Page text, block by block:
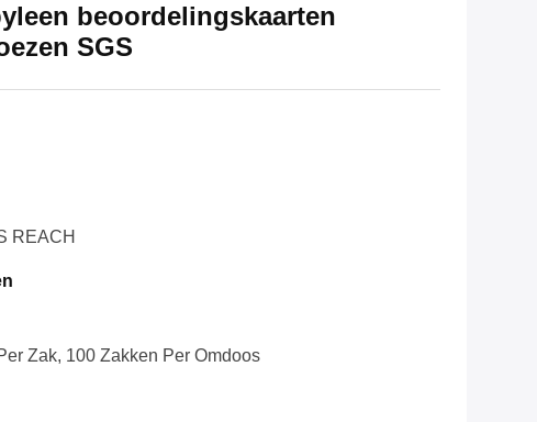
beoordelingskaarten
SGS
REACH
Zak, 100 Zakken Per Omdoos